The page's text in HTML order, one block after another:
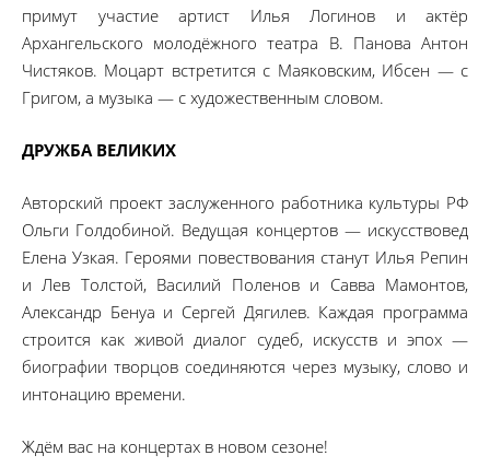
примут участие артист Илья Логинов и актёр
Архангельского молодёжного театра В. Панова Антон
Чистяков. Моцарт встретится с Маяковским, Ибсен — с
Григом, а музыка — с художественным словом.
ДРУЖБА ВЕЛИКИХ
Авторский проект заслуженного работника культуры РФ
Ольги Голдобиной. Ведущая концертов — искусствовед
Елена Узкая. Героями повествования станут Илья Репин
и Лев Толстой, Василий Поленов и Савва Мамонтов,
Александр Бенуа и Сергей Дягилев. Каждая программа
строится как живой диалог судеб, искусств и эпох —
биографии творцов соединяются через музыку, слово и
интонацию времени.
Ждём вас на концертах в новом сезоне!